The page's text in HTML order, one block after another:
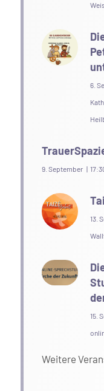
6.
9. September |
13.
15.
Weitere